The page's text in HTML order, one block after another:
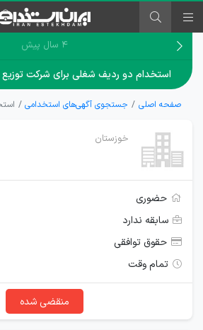
۴ سال پیش
استخدام دو ردیف شغلی برای شرکت
صفحه اصلی جستجوی آگهی‌های استخدامی
خوزستان
حضوری
سابقه ندارد
حقوق توافقی
تمام وقت
منقضی شده